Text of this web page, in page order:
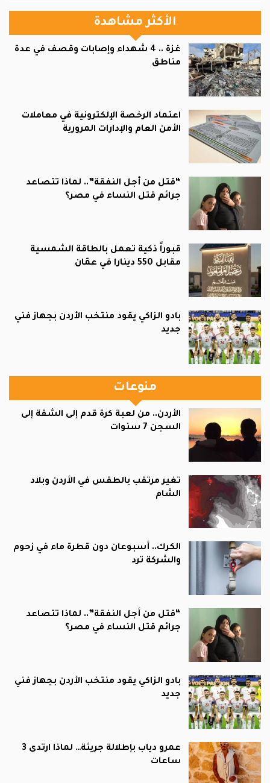
الأكثر مشاهدة
غزة .. 4 شهداء وإصابات وقصف في عدة
مناطق
اعتماد الرخصة الإلكترونية في معاملات
الأمن العام والإدارات المرورية
“قتل من أجل النفقة”.. لماذا تتصاعد
جرائم قتل النساء في مصر؟
قبوراً ذكية تعمل بالطاقة الشمسية
مقابل 550 دينارا في عمّان
بادو الزاكي يقود منتخب الأردن بجهاز فني
جديد
منوعات
الأردن.. من لعبة كرة قدم إلى الشقة إلى
السجن 7 سنوات
تغير مرتقب بالطقس في الأردن وبلاد
الشام
الكرك.. أسبوعان دون قطرة ماء في زحوم
والشركة ترد
“قتل من أجل النفقة”.. لماذا تتصاعد
جرائم قتل النساء في مصر؟
بادو الزاكي يقود منتخب الأردن بجهاز فني
جديد
عمرو دياب بإطلالة جريئة… لماذا ارتدى 3
ساعات